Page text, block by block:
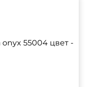
55004 цвет -